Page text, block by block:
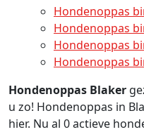
Hondenoppas
Hondenoppas
Hondenoppas
Hondenoppas
Hondenoppas Blaker
u zo! Hondenoppas in
hier. Nu al 0 actieve